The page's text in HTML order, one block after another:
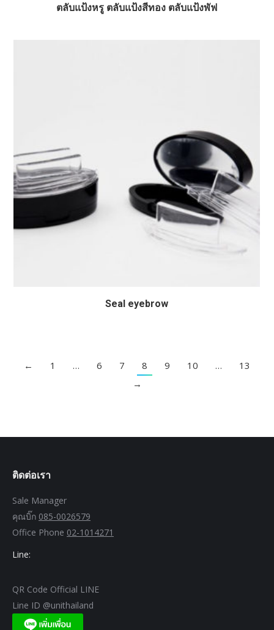
ตลับแป้งหรู ตลับแป้งสีทอง ตลับแป้งพัฟ
Seal eyebrow
← 1 … 6 7 8 9 10 …
13
→
ติดต่อเรา
Sale Manager
คุณบิ๊ก 085-0026579
Office Phone 02-1014271
Line:
QR Code Official LINE
Line ID @unithailand